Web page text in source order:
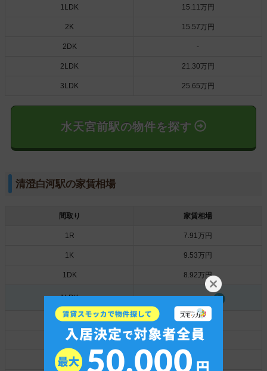
1LDK 15.11万円
2K 15.57万円
2DK -
2LDK 21.30万円
3LDK 25.65万円
水天宮前駅の物件を探す
清澄白河駅の家賃相場
間取り 家賃相場
1R 7.91万円
1K 9.53万円
1DK 8.92万円
1LDK
2K 10.07万円
2DK 11.42万円
2LDK 15.72万円